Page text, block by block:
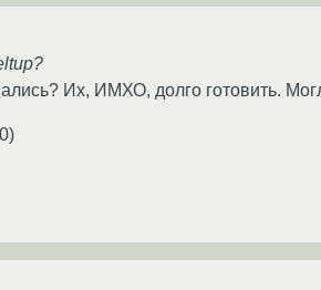
Их, ИМХО, долго готовить.
)